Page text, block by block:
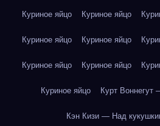
Куриное яйцо Куриное яйцо
Куриное яйцо Куриное яйцо
Куриное яйцо Куриное яйцо
Куриное яйцо Курт Воннегут
Кэн Кизи — Над